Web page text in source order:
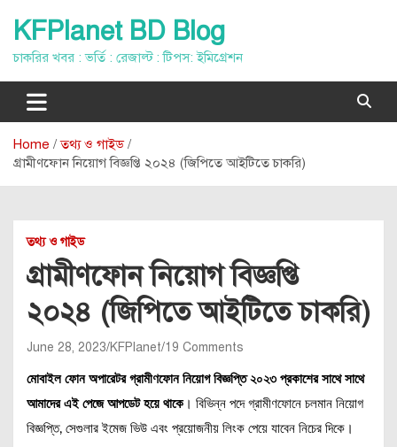
content
KFPlanet BD Blog
চাকরির খবর : ভর্তি : রেজাল্ট : টিপস: ইমিগ্রেশন
Home
তথ্য ও গাইড
গ্রামীণফোন নিয়োগ বিজ্ঞপ্তি ২০২৪ (জিপিতে আইটিতে চাকরি)
তথ্য ও গাইড
গ্রামীণফোন নিয়োগ বিজ্ঞপ্তি
২০২৪ (জিপিতে আইটিতে চাকরি)
June 28, 2023 KFPlanet 19 Comments
মোবাইল ফোন অপারেটর গ্রামীণফোন নিয়োগ বিজ্ঞপ্তি ২০২৩ প্রকাশের সাথে সাথে
আমাদের এই পেজে আপডেট হয়ে থাকে। বিভিন্ন পদে গ্রামীণফোনে চলমান নিয়োগ
বিজ্ঞপ্তি, সেগুলার ইমেজ ভিউ এবং প্রয়োজনীয় লিংক পেয়ে যাবেন নিচের দিকে।